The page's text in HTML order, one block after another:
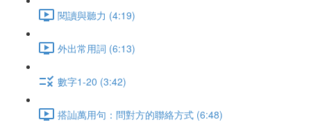
閱讀與聽力 (4:19)
外出常用詞 (6:13)
數字1-20 (3:42)
搭訕萬用句：問對方的聯絡方式 (6:48)